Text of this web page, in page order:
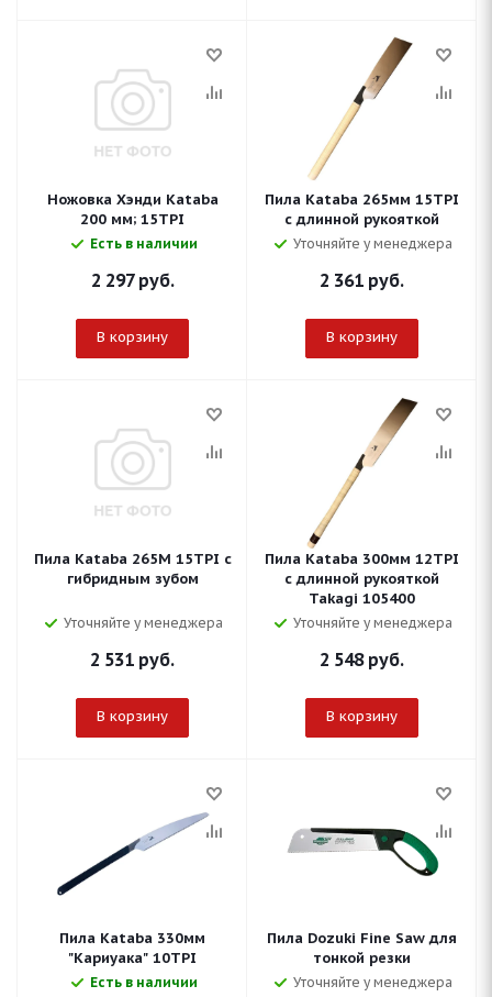
Ножовка Хэнди Kataba
200 мм; 15TPI
Есть в наличии
2 297руб.
В корзину
Пила Kataba 265мм 15TPI
с длинной рукояткой
Уточняйте у менеджера
2 361 руб.
В корзину
Пила Kataba 265M 15TPI с
гибридным зубом
Уточняйте у менеджера
2 531 руб.
В корзину
Пила Kataba 300мм 12TPI
с длинной рукояткой
Takagi 105400
Уточняйте у менеджера
2 548руб.
В корзину
Пила Kataba 330мм
"Кариуака" 10TPI
Есть в наличии
Пила Dozuki Fine Saw для
тонкой резки
Уточняйте у менеджера